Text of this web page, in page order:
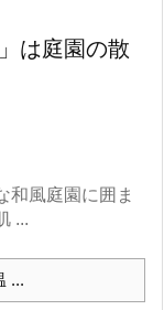
は庭園の散
和風庭園に囲ま
...
...